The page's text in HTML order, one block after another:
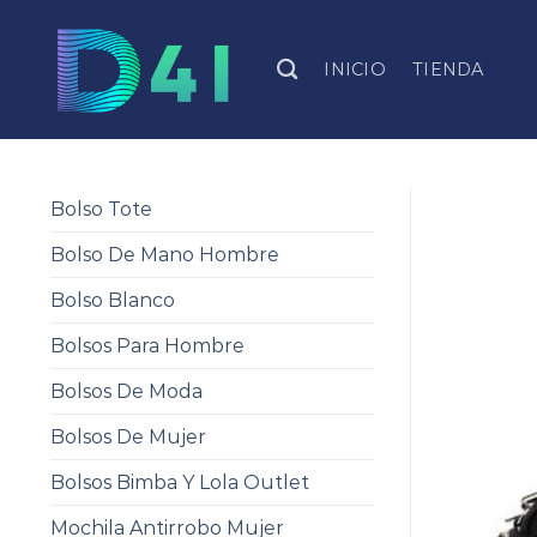
content
INICIO TIENDA
Bolso Tote
Bolso De Mano Hombre
Bolso Blanco
Bolsos Para Hombre
Bolsos De Moda
Bolsos De Mujer
Bolsos Bimba Y Lola Outlet
Mochila Antirrobo Mujer